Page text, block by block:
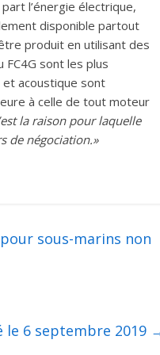
l’énergie électrique,
disponible partout
produit en utilisant des
FC4G sont les plus
et acoustique sont
à celle de tout moteur
la raison pour laquelle
de négociation.»
sous-marins non
le 6 septembre 2019